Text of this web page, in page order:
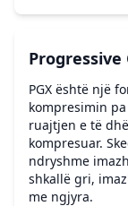
Progressive
PGX është një
kompresimin
ruajtjen e të
kompresuar.
ndryshme
shkallë gri,
me ngjyra.